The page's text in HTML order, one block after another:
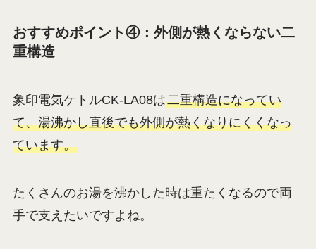
おすすめポイント④：外側が熱くならない二
重構造
象印電気ケトルCK-LA08は二重構造になってい
て、湯沸かし直後でも外側が熱くなりにくくなっ
ています。
たくさんのお湯を沸かした時は重たくなるので両
手で支えたいですよね。